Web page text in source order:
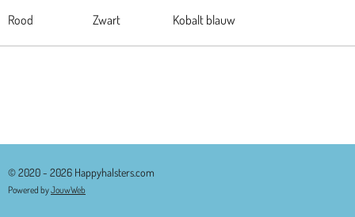
Rood Zwart Kobalt blauw
© 2020 - 2026 Happyhalsters.com
Powered byJouwWeb